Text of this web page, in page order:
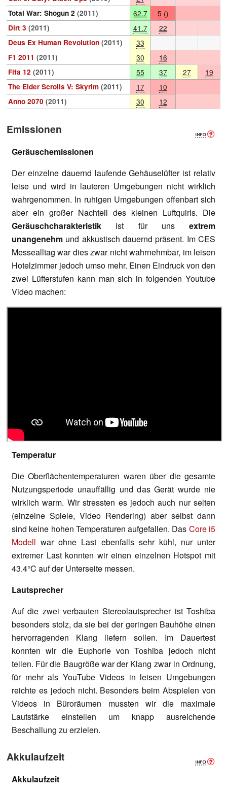
Total War: Shogun 2 (2011) 62.7 5 ()
Dirt 3 (2011) 41.7 22
Deus Ex Human Revolution (2011) 33
F1 2011 (2011) 30 16
Fifa 12 (2011) 55 37 27 19
The Elder Scrolls V: Skyrim (2011) 17 10
Anno 2070 (2011) 30 12
Emissionen
Geräuschemissionen
Der einzelne dauernd laufende Gehäuselüfter ist relativ
leise und wird in lauteren Umgebungen nicht wirklich
wahrgenommen. In ruhigen Umgebungen offenbart sich
aber ein großer Nachteil des kleinen Luftquirls. Die
Geräuschcharakteristik ist für uns extrem
unangenehm und akkustisch dauernd präsent. Im CES
Messealltag war dies zwar nicht wahrnehmbar, im leisen
Hotelzimmer jedoch umso mehr. Einen Eindruck von den
zwei Lüfterstufen kann man sich in folgenden Youtube
Video machen:
Temperatur
Die Oberflächentemperaturen waren über die gesamte
Nutzungsperiode unauffällig und das Gerät wurde nie
wirklich warm. Wir stressten es jedoch auch nur selten
(einzelne Spiele, Video Rendering) aber selbst dann
sind keine hohen Temperaturen aufgefallen. Das Core i5
Modell war ohne Last ebenfalls sehr kühl, nur unter
extremer Last konnten wir einen einzelnen Hotspot mit
43.4°C auf der Unterseite messen.
Lautsprecher
Auf die zwei verbauten Stereolautsprecher ist Toshiba
besonders stolz, da sie bei der geringen Bauhöhe einen
hervorragenden Klang liefern sollen. Im Dauertest
konnten wir die Euphorie von Toshiba jedoch nicht
teilen. Für die Baugröße war der Klang zwar in Ordnung,
für mehr als YouTube Videos in leisen Umgebungen
reichte es jedoch nicht. Besonders beim Abspielen von
Videos in Büroräumen mussten wir die maximale
Lautstärke einstellen um knapp ausreichende
Beschallung zu erzielen.
Akkulaufzeit
Akkulaufzeit